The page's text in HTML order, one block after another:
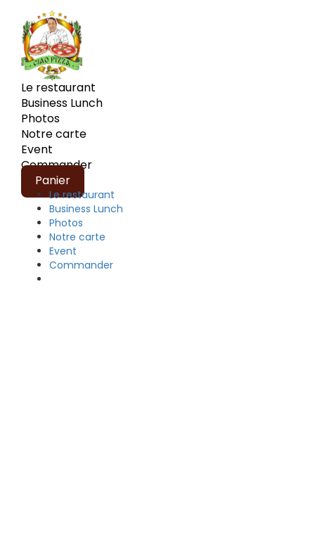
Le restaurant
Business Lunch
Photos
Notre carte
Event
Commander
Panier
Le restaurant
Business Lunch
Photos
Notre carte
Event
Commander